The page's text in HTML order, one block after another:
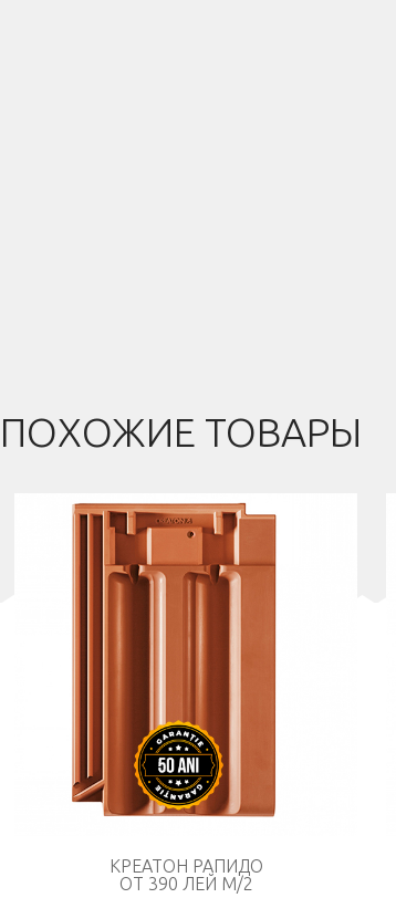
ПОХОЖИЕ ТОВАРЫ
КРЕАТОН РАПИДО
ОТ 390 ЛЕЙ М/2
Новости
Полезная информация
Галлерея
Партнеры
Контакты